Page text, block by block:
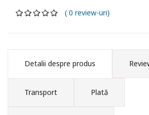
( 0 review-uri)
Detalii despre produs
Transport Plată